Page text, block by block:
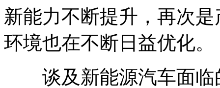
新能力不断提升，再次
环境也在不断日益优化。
谈及新能源汽车面临